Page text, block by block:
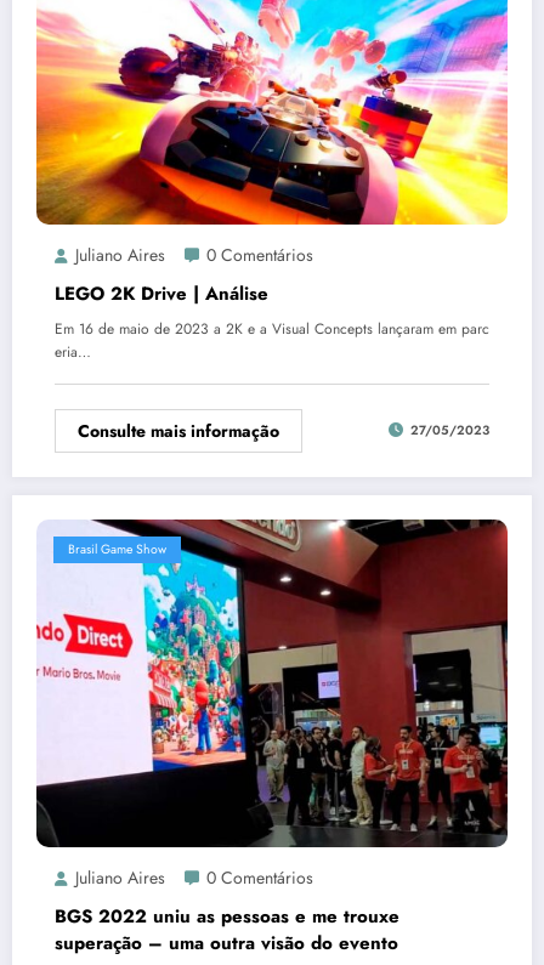
Juliano Aires 0 Comentários
LEGO 2K Drive | Análise
Em 16 de maio de 2023 a 2K e a Visual Concepts lançaram em parc
eria…
Consulte mais informação 27/05/2023
Brasil Game Show
Juliano Aires 0 Comentários
BGS 2022 uniu as pessoas e me trouxe
superação – uma outra visão do evento